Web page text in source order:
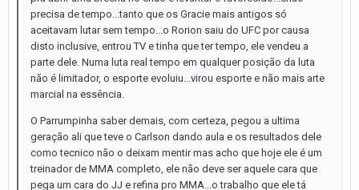
precisa de tempo...tanto que os Gracie mais antigos só
aceitavam lutar sem tempo...o Rorion saiu do UFC por causa
disto inclusive, entrou TV e tinha que ter tempo, ele vendeu a
parte dele. Numa luta real tempo em qualquer posição da luta
não é limitador, o esporte evoluiu...virou esporte e não mais arte
marcial na essência.
O Parrumpinha saber demais, com certeza, pegou a ultima
geração ali que teve o Carlson dando aula e os resultados dele
como tecnico não o deixam mentir mas acho que hoje ele é um
treinador de MMA completo, ele não deve ser aquele cara que
pega um cara do JJ e refina pro MMA...o trabalho que ele tá